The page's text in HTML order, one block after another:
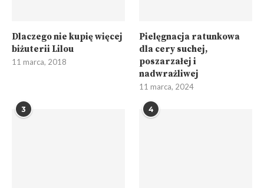
Dlaczego nie kupię więcej
biżuterii Lilou
11 marca, 2018
Pielęgnacja ratunkowa
dla cery suchej,
poszarzałej i
nadwrażliwej
11 marca, 2024
3 4